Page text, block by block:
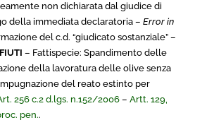
non dichiarata dal giudice di
della immediata declaratoria – Error in
del c.d. “giudicato sostanziale” –
– Fattispecie: Spandimento delle
della lavoratura delle olive senza
del reato estinto per
256 c.2 d.lgs. n.152/2006 – Artt. 129,
pen..